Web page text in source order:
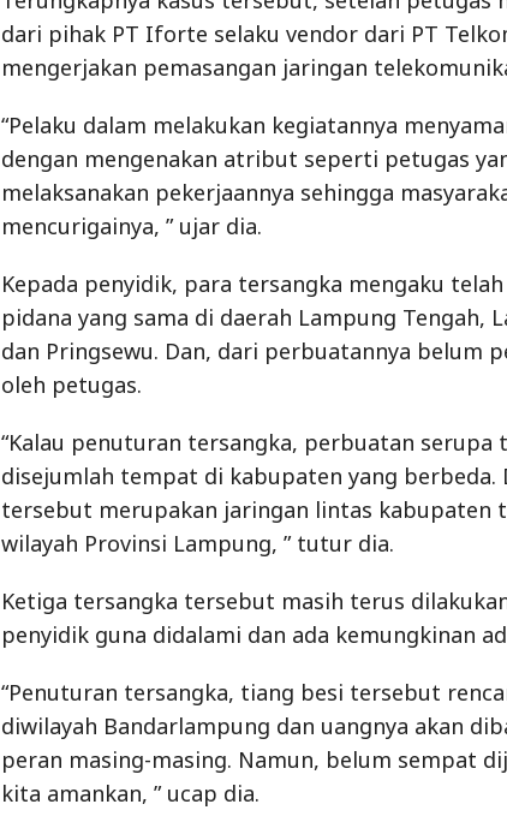
Kepada penyidik, para tersangka mengaku
pidana yang sama di daerah Lampung Tengah,
dan Pringsewu. Dan, dari perbuatannya belum
oleh petugas.
“Kalau penuturan tersangka, perbuatan serupa
disejumlah tempat di kabupaten yang berbeda.
tersebut merupakan jaringan lintas kabupaten
wilayah Provinsi Lampung, ” tutur dia.
Ketiga tersangka tersebut masih terus
penyidik guna didalami dan ada kemungkinan
“Penuturan tersangka, tiang besi tersebut
diwilayah Bandarlampung dan uangnya akan
peran masing-masing. Namun, belum sempat
kita amankan, ” ucap dia.
Dari tiga tersangka, petugas kemudian
berupa 15 tiang besi dengan panjang sekitar 7
besi yang diduga sebagai alat perusak, helm
dan tali pengaman serta kendaraan L300
8442 RY.
“Ketiga pelaku diamankan berikut barang